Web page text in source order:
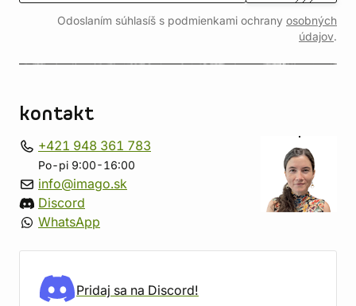
Odoslaním súhlasíš s podmienkami ochrany osobných
údajov.
kontakt
+421 948 361 783
Po-pi 9:00-16:00
info@imago.sk
Discord
WhatsApp
Pridaj sa na Discord!